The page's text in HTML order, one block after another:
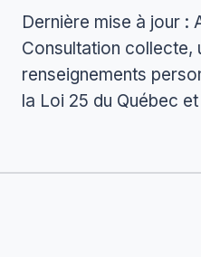
Dernière mise à jour :
Consultation collecte,
renseignements
la Loi 25 du Québec